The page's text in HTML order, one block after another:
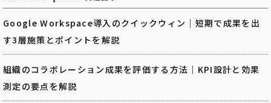
Google Workspace導入のクイックウィン｜短期で成果を出
す3層施策とポイントを解説
組織のコラボレーション成果を評価する方法｜KPI設計と効果
測定の要点を解説